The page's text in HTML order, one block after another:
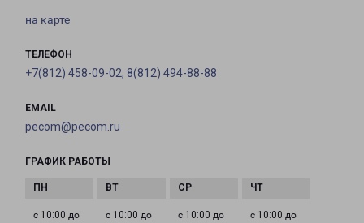
на карте
ТЕЛЕФОН
+7(812) 458-09-02, 8(812) 494-88-88
EMAIL
pecom@pecom.ru
ГРАФИК РАБОТЫ
с 10:00 до с 10:00 до с 10:00 до с 10:00 до